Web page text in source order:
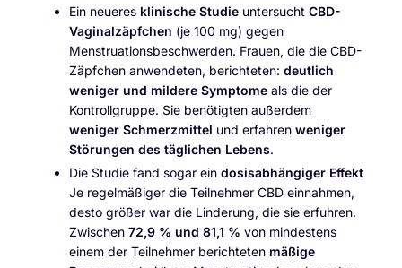
Ein neueres klinische Studie untersucht CBD-
Vaginalzäpfchen (je 100 mg) gegen
Menstruationsbeschwerden. Frauen, die die CBD-
Zäpfchen anwendeten, berichteten: deutlich
weniger und mildere Symptome als die der
Kontrollgruppe. Sie benötigten außerdem
weniger Schmerzmittel und erfahren weniger
Störungen des täglichen Lebens.
Die Studie fand sogar ein dosisabhängiger Effekt
Je regelmäßiger die Teilnehmer CBD einnahmen,
desto größer war die Linderung, die sie erfuhren.
Zwischen 72,9 % und 81,1 % von mindestens
einem der Teilnehmer berichteten mäßige